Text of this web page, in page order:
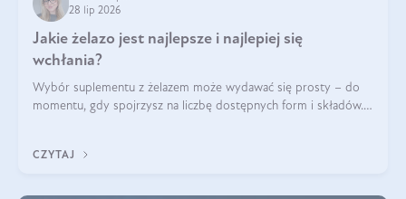
28 lip 2026
Jakie żelazo jest najlepsze i najlepiej się
wchłania?
Wybór suplementu z żelazem może wydawać się prosty – do
momentu, gdy spojrzysz na liczbę dostępnych form i składów.
zawierać suplement?
CZYTAJ